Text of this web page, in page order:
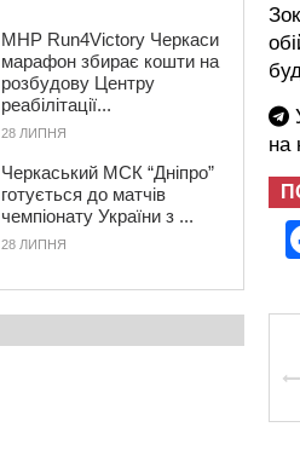
на
MHP Run4Victory Черкаси
марафон збирає кошти на
розбудову Центру
реабілітації...
28 ЛИПНЯ
Черкаський МСК “Дніпро”
готується до матчів
чемпіонату України з ...
28 ЛИПНЯ